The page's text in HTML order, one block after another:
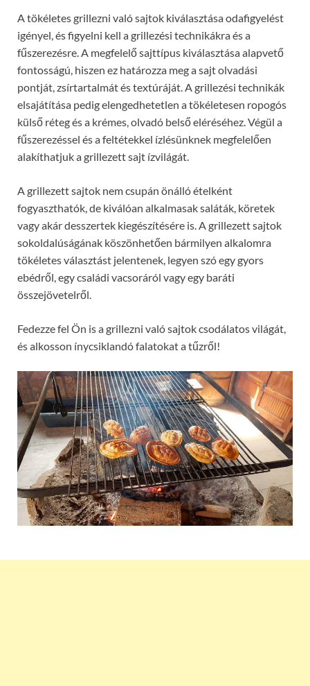
A tökéletes grillezni való sajtok kiválasztása odafigyelést
igényel, és figyelni kell a grillezési technikákra és a
fűszerezésre. A megfelelő sajttípus kiválasztása alapvető
fontosságú, hiszen ez határozza meg a sajt olvadási
pontját, zsírtartalmát és textúráját. A grillezési technikák
elsajátítása pedig elengedhetetlen a tökéletesen ropogós
külső réteg és a krémes, olvadó belső eléréséhez. Végül a
fűszerezéssel és a feltétekkel ízlésünknek megfelelően
alakíthatjuk a grillezett sajt ízvilágát.
A grillezett sajtok nem csupán önálló ételként
fogyaszthatók, de kiválóan alkalmasak saláták, köretek
vagy akár desszertek kiegészítésére is. A grillezett sajtok
sokoldalúságának köszönhetően bármilyen alkalomra
tökéletes választást jelentenek, legyen szó egy gyors
ebédről, egy családi vacsoráról vagy egy baráti
összejövetelről.
Fedezze fel Ön is a grillezni való sajtok csodálatos világát,
és alkosson ínycsiklandó falatokat a tűzről!